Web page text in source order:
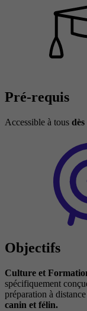
Pré-requis
Accessible à tous dès
Objectifs
Culture et
spécifiquement
préparation à
canin et félin.